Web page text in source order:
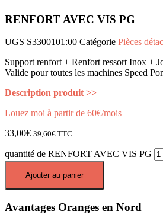
RENFORT AVEC VIS PG
UGS S3300101:00 Catégorie Pièces
Support renfort + Renfort ressort Inox +
Valide pour toutes les machines Speed
Description produit >>
Louez moi à partir de 60€/mois
33,00€ 39,60€ TTC
quantité de RENFORT AVEC VIS PG
Ajouter au panier
Avantages Oranges en Nord